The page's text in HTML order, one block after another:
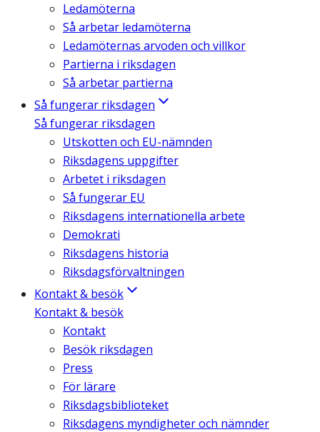
Ledamöterna
Så arbetar ledamöterna
Ledamöternas arvoden och villkor
Partierna i riksdagen
Så arbetar partierna
Så fungerar riksdagen
Så fungerar riksdagen
Utskotten och EU-nämnden
Riksdagens uppgifter
Arbetet i riksdagen
Så fungerar EU
Riksdagens internationella arbete
Demokrati
Riksdagens historia
Riksdagsförvaltningen
Kontakt & besök
Kontakt & besök
Kontakt
Besök riksdagen
Press
För lärare
Riksdagsbiblioteket
Riksdagens myndigheter och nämnder